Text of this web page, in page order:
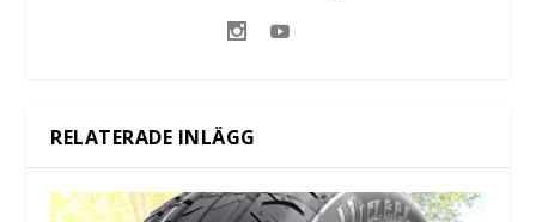
RELATERADE INLÄGG